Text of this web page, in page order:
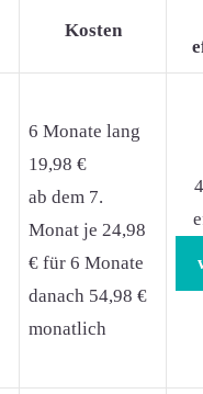
Kosten
6 Monate lang
19,98 €
ab dem 7.
Monat je 24,98
€ für 6 Monate
danach 54,98 €
monatlich